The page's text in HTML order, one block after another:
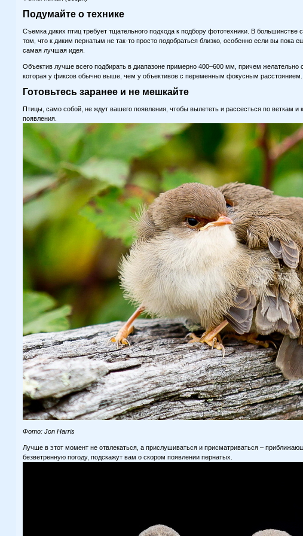
Подумайте о технике
Съемка диких птиц требует тщательного подхода к подбору фототехники. В
том, что к диким пернатым не так-то просто подобраться близко, особенно если вы
самая лучшая идея.
Объектив лучше всего подбирать в диапазоне примерно 400–600 мм, причем
которая у фиксов обычно выше, чем у объективов с переменным фокусным расстоянием.
Готовьтесь заранее и не мешкайте
Птицы, само собой, не ждут вашего появления, чтобы вылететь и рассесться по веткам и
появления.
Фото: Jon Harris
Лучше в этот момент не отвлекаться, а прислушиваться и присматриваться –
безветренную погоду, подскажут вам о скором появлении пернатых.